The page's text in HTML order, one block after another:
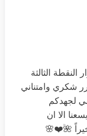
الثالثة
شكري وامتناني
لجهدكم
الا ان
🌺❤️🌸